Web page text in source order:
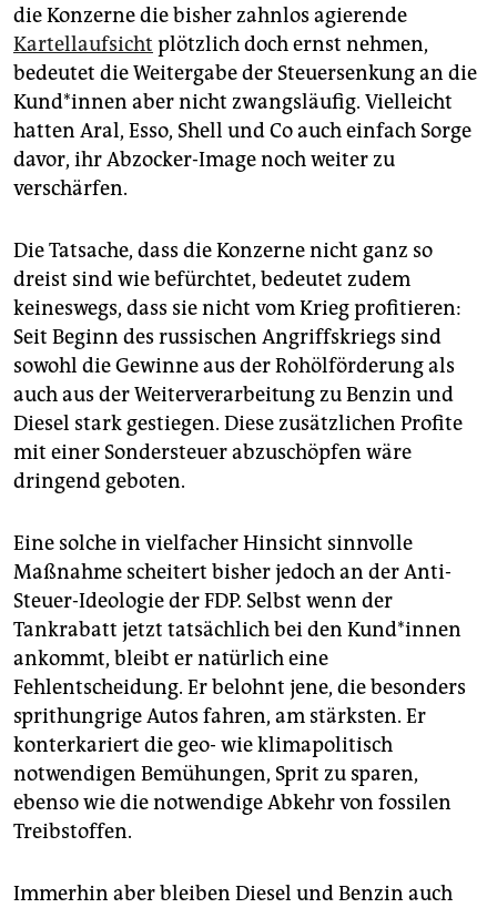
die Konzerne die bisher zahnlos agierende
Kartellaufsicht plötzlich doch ernst nehmen,
bedeutet die Weitergabe der Steuersenkung an die
Kun­d*in­­nen aber nicht zwangsläufig. Vielleicht
hatten Aral, Esso, Shell und Co auch einfach Sorge
davor, ihr Abzocker-Image noch weiter zu
verschärfen.
Die Tatsache, dass die Konzerne nicht ganz so
dreist sind wie befürchtet, bedeutet zudem
keineswegs, dass sie nicht vom Krieg profitieren:
Seit Beginn des russischen Angriffskriegs sind
sowohl die Gewinne aus der Rohölförderung als
auch aus der Weiterverarbeitung zu Benzin und
Diesel stark gestiegen. Diese zusätzlichen Profite
mit einer Sondersteuer abzuschöpfen wäre
dringend geboten.
Eine solche in vielfacher Hinsicht sinnvolle
Maßnahme scheitert bisher jedoch an der Anti-
Steuer-Ideologie der FDP. Selbst wenn der
Tankrabatt jetzt tatsächlich bei den Kun­d*in­nen
ankommt, bleibt er natürlich eine
Fehlentscheidung. Er belohnt jene, die besonders
sprithungrige Autos fahren, am stärksten. Er
konterkariert die geo- wie klimapolitisch
notwendigen Bemühungen, Sprit zu sparen,
ebenso wie die notwendige Abkehr von fossilen
Treibstoffen.
Immerhin aber bleiben Diesel und Benzin auch